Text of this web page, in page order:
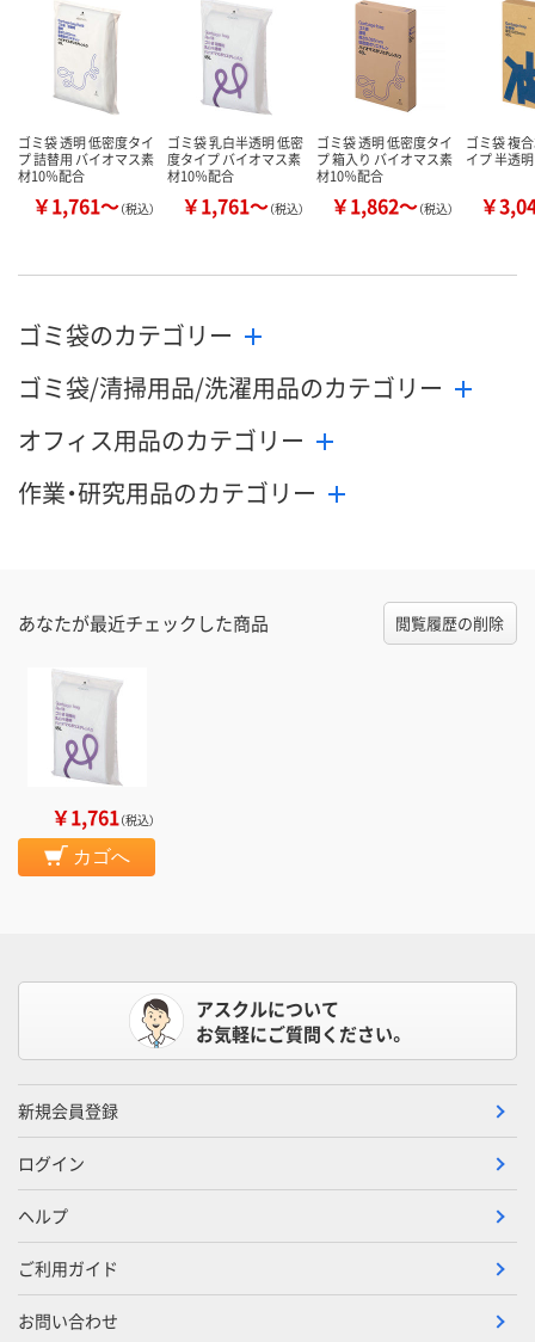
カゴへ カゴへ カ
ゴミ袋 透明 低密度タイ
プ 詰替用 バイオマス素
材10％配合
￥1,761～（税込）
ゴミ袋 乳白半透明 低密
度タイプ バイオマス素
材10％配合
￥1,761～（税込）
ゴミ袋 透明 低密度タイ
プ 箱入り バイオマス素
材10％配合
￥1,862～（税込）
ゴミ袋 複
イプ 半透明
￥
ゴミ袋のカテゴリー
ゴミ袋/清掃用品/洗濯用品のカテゴリー
オフィス用品のカテゴリー
作業・研究用品のカテゴリー
あなたが最近チェックした商品 閲覧履歴の削除
￥1,761（税込）
カゴへ
アスクルについて
お気軽にご質問ください。
新規会員登録
ログイン
ヘルプ
ご利用ガイド
お問い合わせ